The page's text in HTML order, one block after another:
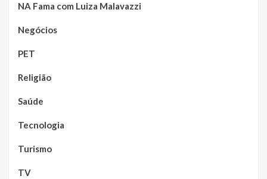
NA Fama com Luiza Malavazzi
Negócios
PET
Religião
Saúde
Tecnologia
Turismo
TV